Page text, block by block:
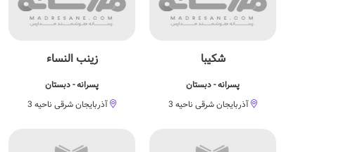
شكيبا
پسرانه - دبستان
آذربایجان شرقی ناحیه 3
زینب النساء
پسرانه - دبستان
آذربایجان شرقی ناحیه 3